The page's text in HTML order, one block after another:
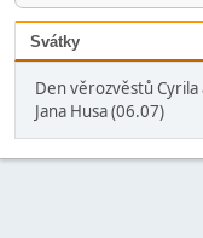
Svátky
Den věrozvěstů
Jana Husa (06.07)